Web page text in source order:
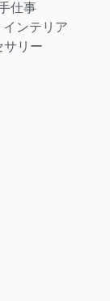
仕事
インテリア
サリー